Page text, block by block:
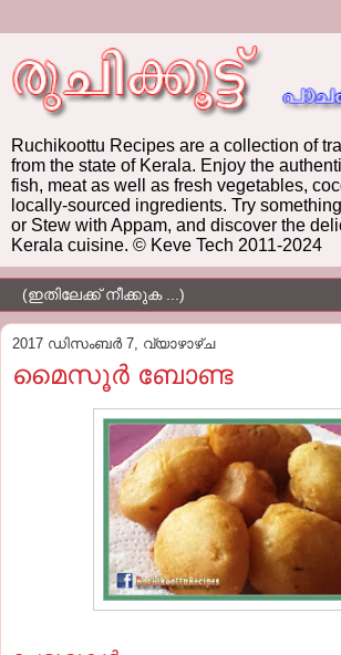
Ruchikoottu Recipes are a collection of
from the state of Kerala. Enjoy the
fish, meat as well as fresh vegetables,
locally-sourced ingredients. Try
or Stew with Appam, and discover the
Kerala cuisine. © Keve Tech 2011-2024
2017 ഡിസംബർ 7, വ്യാഴാഴ്‌ച
മൈസൂര്‍ ബോണ്ട